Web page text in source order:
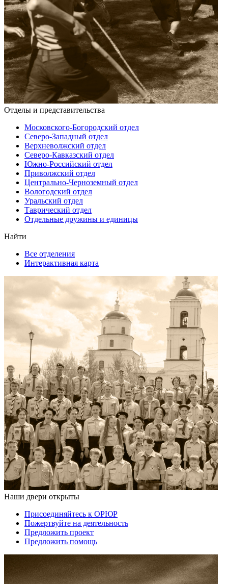
Отделы и представительства
Московского-Богородский отдел
Северо-Западный отдел
Верхневолжский отдел
Северо-Кавказский отдел
Южно-Российский отдел
Приволжский отдел
Центрально-Черноземный отдел
Вологодский отдел
Уральский отдел
Таврический отдел
Отдельные дружины и единицы
Найти
Все отделения
Интерактивная карта
Наши двери открыты
Присоединяйтесь к ОРЮР
Пожертвуйте на деятельность
Предложить проект
Предложить помощь